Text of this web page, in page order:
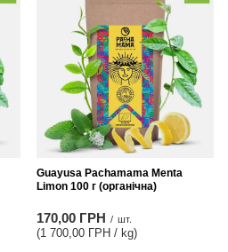
Guayusa Pachamama Menta
Limon 100 г (органічна)
170,00 ГРН / шт.
(1 700,00 ГРН / kg)